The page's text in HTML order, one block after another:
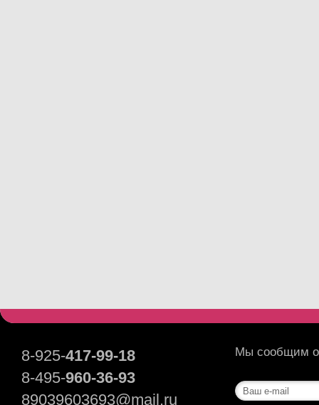
8-925-417-99-18
8-495-960-36-93
89039603693@mail.ru
Мы сообщим о